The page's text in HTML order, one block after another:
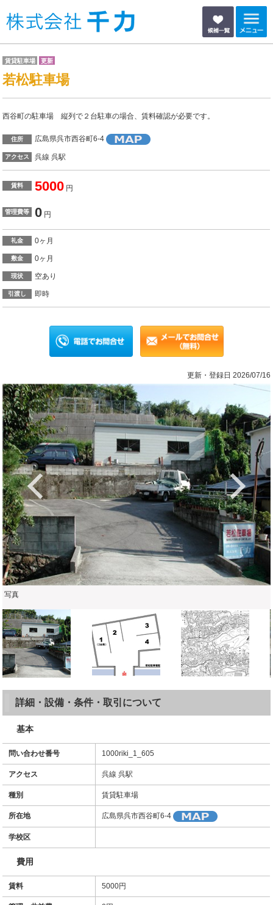
賃貸駐車場 更新
若松駐車場
西谷町の駐車場 縦列で２台駐車の場合、賃料確認が必要です。
住所 広島県呉市西谷町6-4
アクセス 呉線 呉駅
賃料 5000 円
管理費等 0 円
礼金 0ヶ月
敷金 0ヶ月
現状 空あり
引渡し 即時
更新・登録日 2026/07/16
Previous
写真
詳細・設備・条件・取引について
基本
問い合わせ番号 1000riki_1_605
アクセス 呉線 呉駅
種別 賃貸駐車場
所在地 広島県呉市西谷町6-4
学校区
費用
賃料 5000円